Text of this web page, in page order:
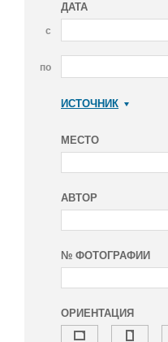
ДАТА
с
по
ИСТОЧНИК
МЕСТО
АВТОР
№ ФОТОГРАФИИ
ОРИЕНТАЦИЯ